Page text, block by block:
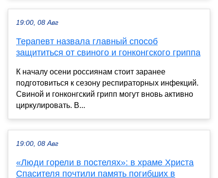
19:00, 08 Авг
Терапевт назвала главный способ
защититься от свиного и гонконгского гриппа
К началу осени россиянам стоит заранее
подготовиться к сезону респираторных инфекций.
Свиной и гонконгский грипп могут вновь активно
циркулировать. В...
19:00, 08 Авг
«Люди горели в постелях»: в храме Христа
Спасителя почтили память погибших в